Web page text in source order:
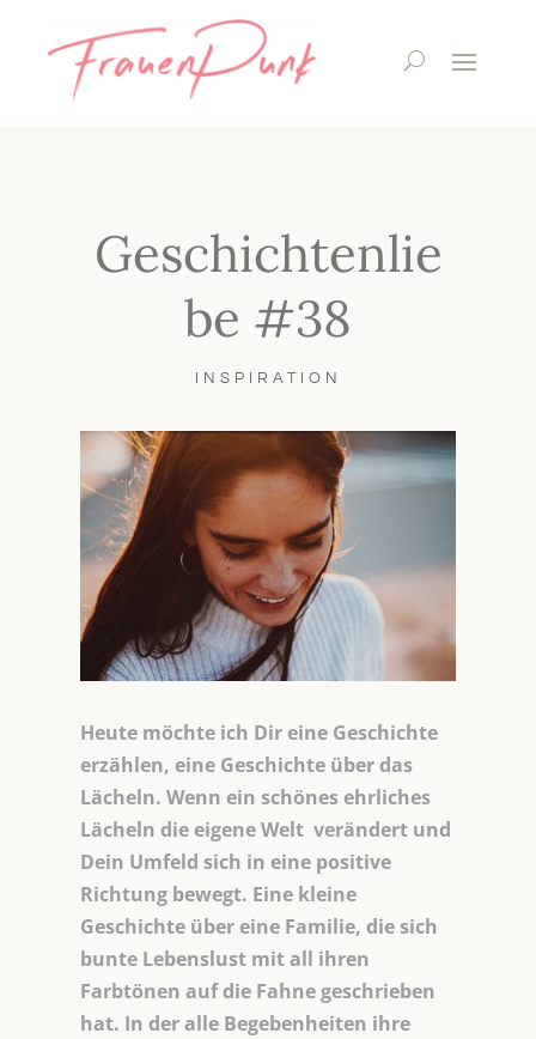
Geschichtenlie
be #38
INSPIRATION
Heute möchte ich Dir eine Geschichte
erzählen, eine Geschichte über das
Lächeln. Wenn ein schönes ehrliches
Lächeln die eigene Welt verändert und
Dein Umfeld sich in eine positive
Richtung bewegt. Eine kleine
Geschichte über eine Familie, die sich
bunte Lebenslust mit all ihren
Farbtönen auf die Fahne geschrieben
hat. In der alle Begebenheiten ihre